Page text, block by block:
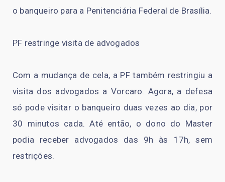
o banqueiro para a Penitenciária Federal de Brasília.
PF restringe visita de advogados
Com a mudança de cela, a PF também restringiu a
visita dos advogados a Vorcaro. Agora, a defesa
só pode visitar o banqueiro duas vezes ao dia, por
30 minutos cada. Até então, o dono do Master
podia receber advogados das 9h às 17h, sem
restrições.